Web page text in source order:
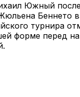
Южный
Беннето
турнира
форме перед